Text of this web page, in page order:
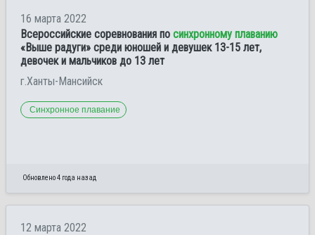
16 марта 2022
Всероссийские соревнования по синхронному плаванию
«Выше радуги» среди юношей и девушек 13-15 лет,
девочек и мальчиков до 13 лет
г.Ханты-Мансийск
Синхронное плавание
Обновлено 4 года назад
12 марта 2022